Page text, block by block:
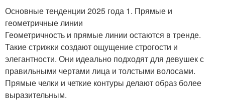
Основные тенденции 2025 года 1. Прямые и
геометричные линии
Геометричность и прямые линии остаются в тренде.
Такие стрижки создают ощущение строгости и
элегантности. Они идеально подходят для девушек с
правильными чертами лица и толстыми волосами.
Прямые челки и четкие контуры делают образ более
выразительным.